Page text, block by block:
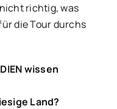
richtig, was
die Tour durchs
wissen
Land?